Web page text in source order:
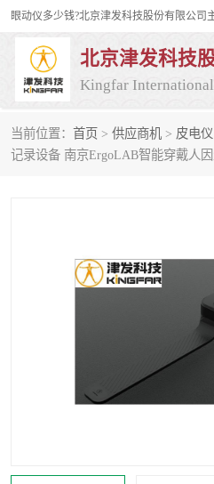
北京津发科技
Kingfar
当前位置： 首页 > 供应商机 > 皮电仪
记录设备 南京ErgoLAB智能穿戴人
皮电仪
行为观察与表情分析
神经营销与消费行为实验